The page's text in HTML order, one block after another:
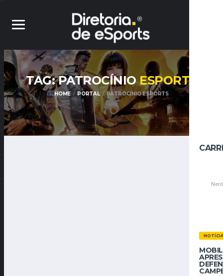
TAG: PATROCÍNIOESPORTS
HOME PORTAL PATROCÍNIO ESPORTS